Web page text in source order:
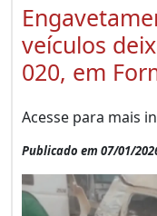
veículos
020, em
Acesse para mais
Publicado em 07/01/